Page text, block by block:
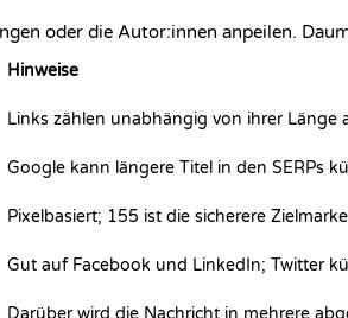
oder die Autor:innen anpeilen.
Hinweise
Links zählen unabhängig von ihrer Länge
Google kann längere Titel in den SERPs
Pixelbasiert; 155 ist die sicherere Zielmarke
Gut auf Facebook und LinkedIn; Twitter
Darüber wird die Nachricht in mehrere